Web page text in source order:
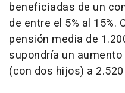
beneficiadas de un
de entre el 5% al 15%.
pensión media de
supondría un
(con dos hijos) a